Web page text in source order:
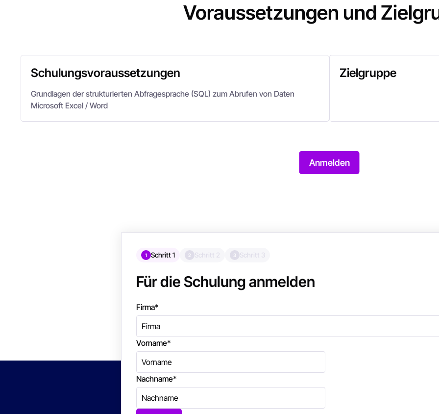
Voraussetzungen und
Schulungsvoraussetzungen
Grundlagen der strukturierten Abfragesprache (SQL) zum Abrufen von Daten
Microsoft Excel / Word
Zielgruppe
Anmelden
1 Schritt 1 2 Schritt 2 3 Schritt 3
Für die Schulung anmelden
Firma*
Vorname*
Nachname*